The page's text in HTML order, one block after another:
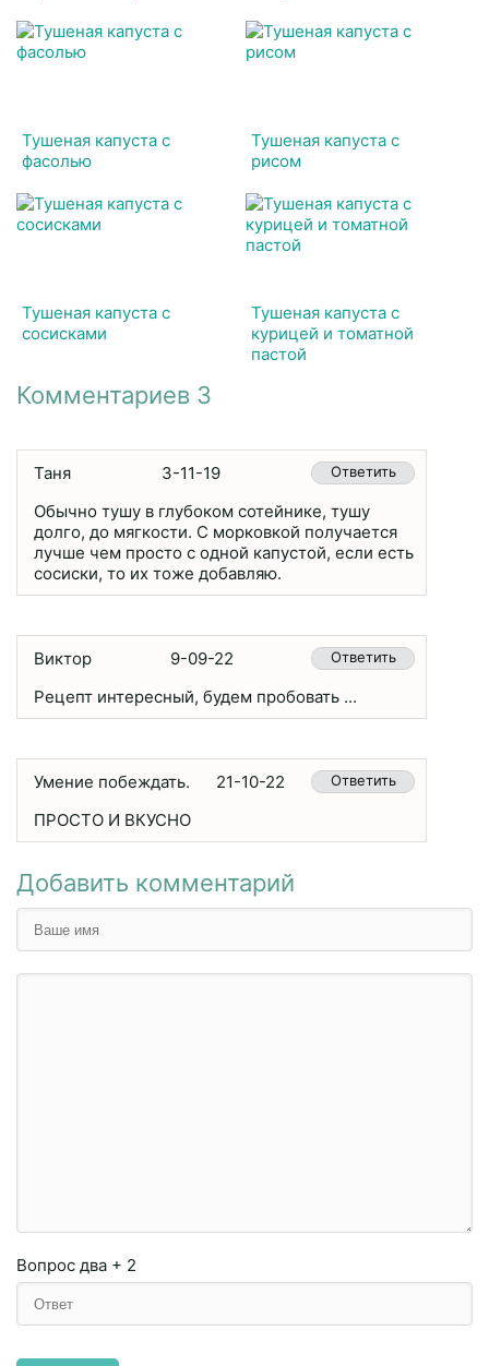
Тушеная капуста с
фасолью
Тушеная капуста с
рисом
Тушеная капуста с
сосисками
Тушеная капуста с
курицей и томатной
пастой
Комментариев 3
Таня 3-11-19 Ответить
Обычно тушу в глубоком сотейнике, тушу
долго, до мягкости. С морковкой получается
лучше чем просто с одной капустой, если есть
сосиски, то их тоже добавляю.
Виктор 9-09-22 Ответить
Рецепт интересный, будем пробовать ...
Умение побеждать. 21-10-22 Ответить
ПРОСТО И ВКУСНО
Добавить комментарий
Вопрос два + 2